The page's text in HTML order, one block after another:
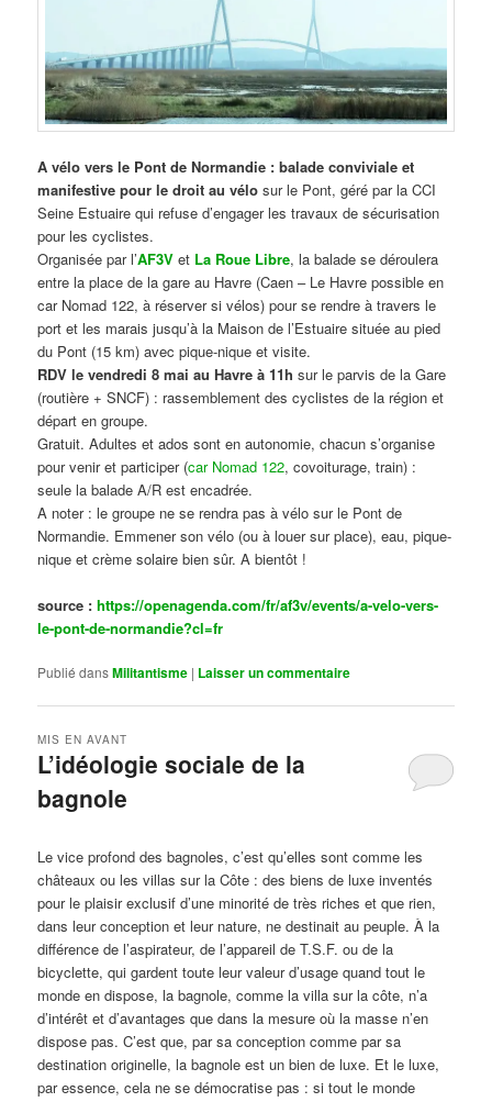
A vélo vers le Pont de Normandie : balade conviviale et
manifestive pour le droit au vélo sur le Pont, géré par la CCI
Seine Estuaire qui refuse d’engager les travaux de sécurisation
pour les cyclistes.
Organisée par l’AF3V et La Roue Libre, la balade se déroulera
entre la place de la gare au Havre (Caen – Le Havre possible en
car Nomad 122, à réserver si vélos) pour se rendre à travers le
port et les marais jusqu’à la Maison de l’Estuaire située au pied
du Pont (15 km) avec pique-nique et visite.
RDV le vendredi 8 mai au Havre à 11h sur le parvis de la Gare
(routière + SNCF) : rassemblement des cyclistes de la région et
départ en groupe.
Gratuit. Adultes et ados sont en autonomie, chacun s’organise
pour venir et participer (car Nomad 122, covoiturage, train) :
seule la balade A/R est encadrée.
A noter : le groupe ne se rendra pas à vélo sur le Pont de
Normandie. Emmener son vélo (ou à louer sur place), eau, pique-
nique et crème solaire bien sûr. A bientôt !
source :https://openagenda.com/fr/af3v/events/a-velo-vers-
le-pont-de-normandie?cl=fr
Publié dansMilitantisme | Laisser un commentaire
L’idéologie sociale de la
bagnole
MIS EN AVANT
Le vice profond des bagnoles, c’est qu’elles sont comme les
châteaux ou les villas sur la Côte : des biens de luxe inventés
pour le plaisir exclusif d’une minorité de très riches et que rien,
dans leur conception et leur nature, ne destinait au peuple. À la
différence de l’aspirateur, de l’appareil de T.S.F. ou de la
bicyclette, qui gardent toute leur valeur d’usage quand tout le
monde en dispose, la bagnole, comme la villa sur la côte, n’a
d’intérêt et d’avantages que dans la mesure où la masse n’en
dispose pas. C’est que, par sa conception comme par sa
destination originelle, la bagnole est un bien de luxe. Et le luxe,
par essence, cela ne se démocratise pas : si tout le monde